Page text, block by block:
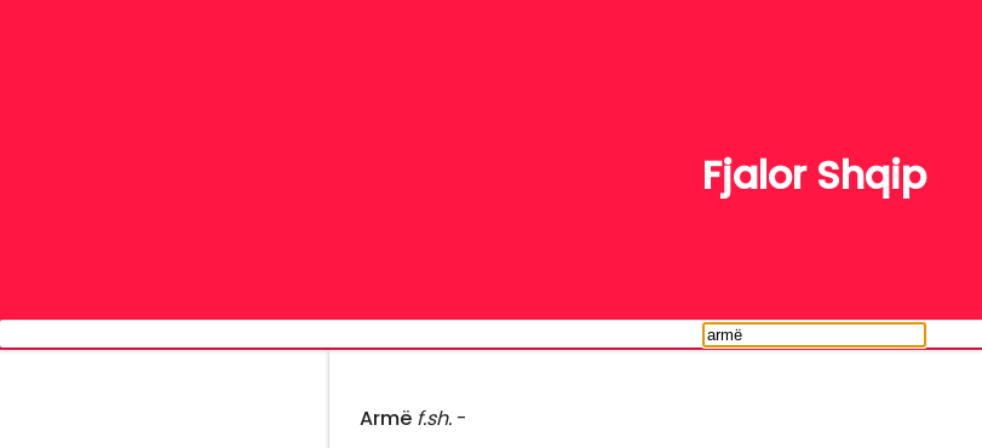
Fjalor Shqip
Armë f.sh. -